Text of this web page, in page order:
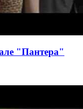
"Пантера"